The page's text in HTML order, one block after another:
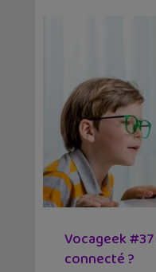
Vocageek
connecté ?